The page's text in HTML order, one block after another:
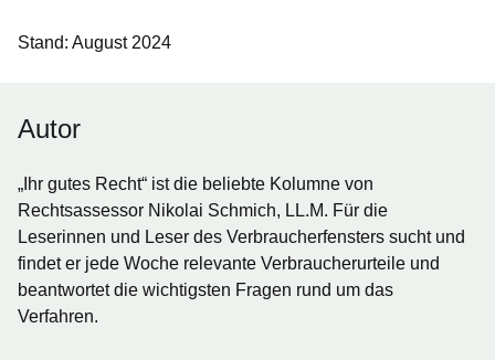
Stand: August 2024
Autor
„Ihr gutes Recht“ ist die beliebte Kolumne von
Rechtsassessor Nikolai Schmich, LL.M. Für die
Leserinnen und Leser des Verbraucherfensters sucht und
findet er jede Woche relevante Verbraucherurteile und
beantwortet die wichtigsten Fragen rund um das
Verfahren.